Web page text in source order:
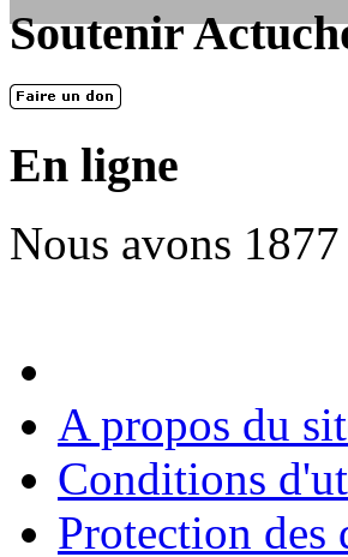
En 2004, une dizaine de personnes
Soutenir
En ligne
Nous avons
A propos du
Conditions
Protection des